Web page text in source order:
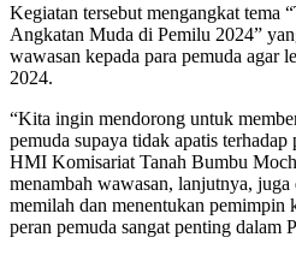
Kegiatan tersebut mengangkat tema
Angkatan Muda di Pemilu 2024”
wawasan kepada para pemuda agar
2024.
“Kita ingin mendorong untuk
pemuda supaya tidak apatis
HMI Komisariat Tanah Bumbu
menambah wawasan, lanjutnya, juga
memilah dan menentukan pemimpin
peran pemuda sangat penting dalam